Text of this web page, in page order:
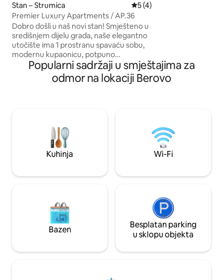
Stan – Strumica Prosječna ocjena: 5/5,
5 (4)
Premier Luxury Apartments / AP.36
Dobro došli u naš novi stan! Smješteno u
središnjem dijelu grada, naše elegantno
utočište ima 1 prostranu spavaću sobu,
modernu kupaonicu, potpuno
opremljenu kuhinju za sve vaše
kulinarske potrebe, blagovaonicu,
udoban dnevni boravak savršen za
vlastitog. Radujemo se što ćemo vas
ugostiti i učiniti vaš boravak
nezaboravnim u našim luksuznim
apartmanima!
Popularni sadržaji u smještajima za
odmor na lokaciji Berovo
Kuhinja Wi-Fi
Bazen
Besplatan parking
u sklopu objekta